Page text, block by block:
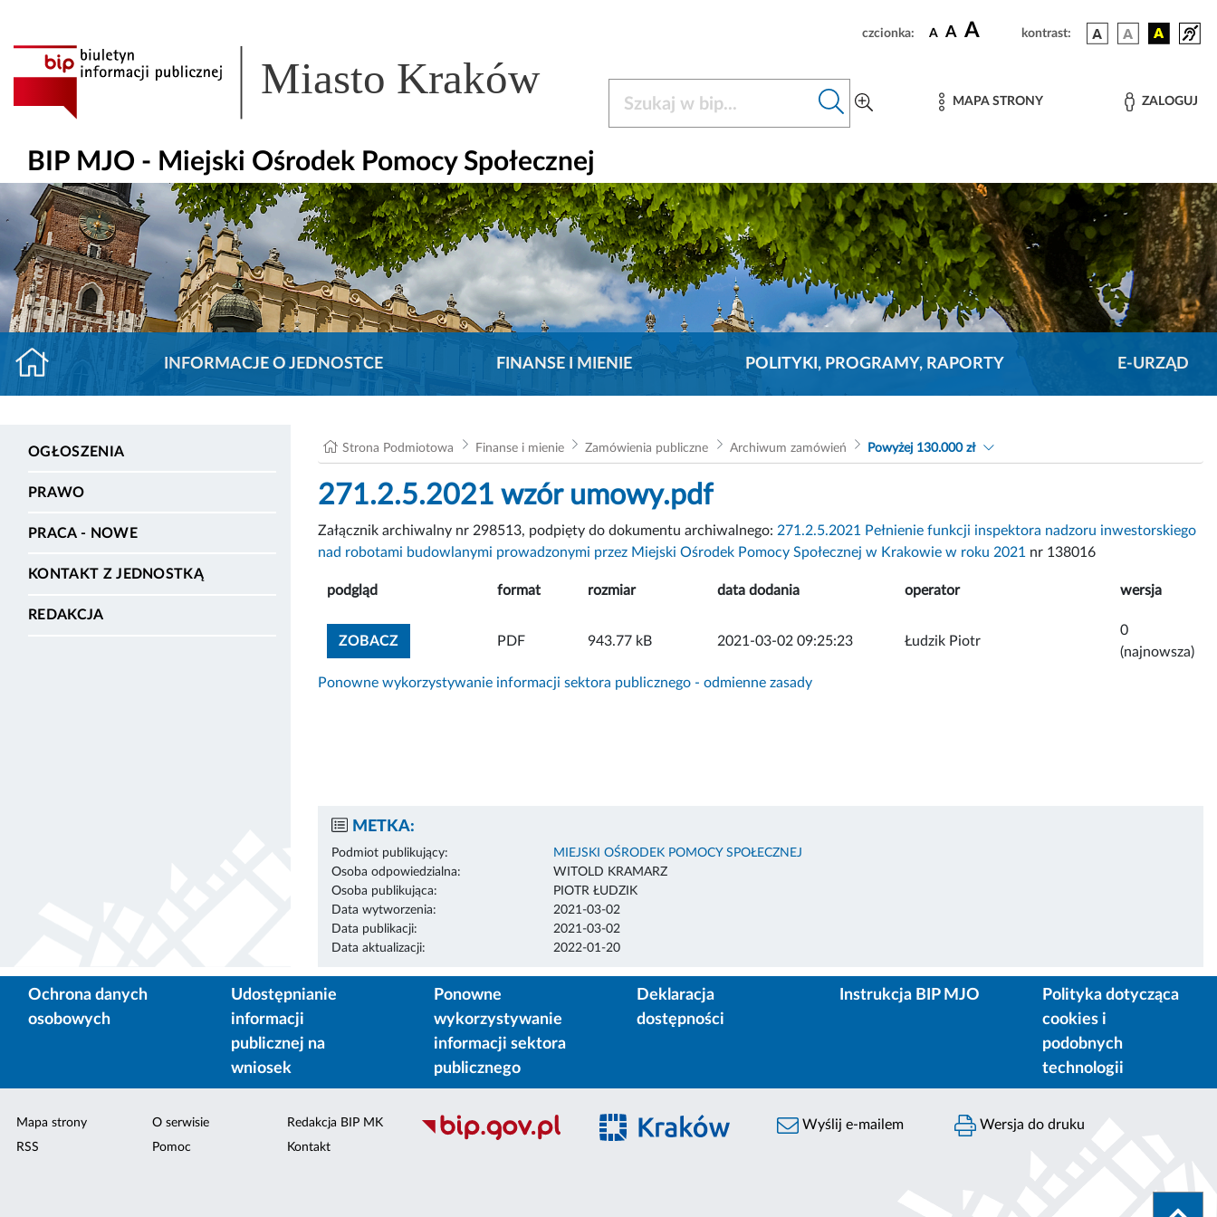
czcionka: A A A kontrast:
Miasto Kraków MAPA STRONY ZALOGUJ
BIP MJO - Miejski Ośrodek Pomocy Społecznej
INFORMACJE O JEDNOSTCE FINANSE I MIENIE POLITYKI, PROGRAMY, RAPORTY E-URZĄD
OGŁOSZENIA
PRAWO
PRACA - NOWE
KONTAKT Z JEDNOSTKĄ
REDAKCJA
Strona Podmiotowa Finanse i mienie Zamówienia publiczne Archiwum zamówień Powyżej 130.000 zł
271.2.5.2021 wzór umowy.pdf
Załącznik archiwalny nr 298513, podpięty do dokumentu archiwalnego: 271.2.5.2021 Pełnienie funkcji inspektora nadzoru inwestorskiego
nad robotami budowlanymi prowadzonymi przez Miejski Ośrodek Pomocy Społecznej w Krakowie w roku 2021 nr 138016
podgląd format rozmiar data dodania operator wersja
ZOBACZZOBACZ ZAŁĄCZNIK
PDF 943.77 kB 2021-03-02 09:25:23 Łudzik Piotr
0
(najnowsza)
Ponowne wykorzystywanie informacji sektora publicznego - odmienne zasady
METKA:
Podmiot publikujący:
MIEJSKI OŚRODEK POMOCY SPOŁECZNEJ
Osoba odpowiedzialna:
WITOLD KRAMARZ
Osoba publikująca:
PIOTR ŁUDZIK
Data wytworzenia:
2021-03-02
Data publikacji:
2021-03-02
Data aktualizacji:
2022-01-20
Ochrona danych
osobowych
Udostępnianie
informacji
publicznej na
wniosek
Ponowne
wykorzystywanie
informacji sektora
publicznego
Deklaracja
dostępności
Instrukcja BIP MJO
Polityka dotycząca
cookies i
podobnych
technologii
Mapa strony
RSS
O serwisie
Pomoc
Redakcja BIP MK
Kontakt
Wyślij e-mailem Wersja do druku